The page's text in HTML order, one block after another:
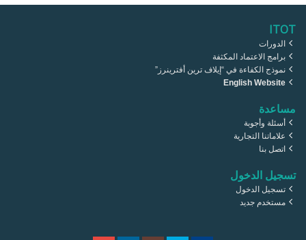
ITOT
الدورات
برامج الاعتماد المكثفة
نموذج الكفاءة في “إيلاف ترين أفترينرز”
English Website
مساعدة
أسئلة وأجوبة
علاماتنا التجارية
اتصل بنا
تسجيل الدخول
تسجيل الدخول
مستخدم جديد